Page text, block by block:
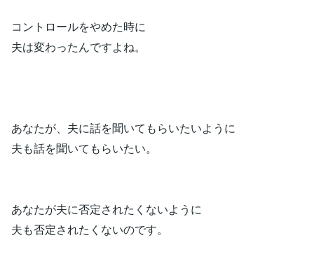
コントロールをやめた時に
夫は変わったんですよね。
あなたが、夫に話を聞いてもらいたいように
夫も話を聞いてもらいたい。
あなたが夫に否定されたくないように
夫も否定されたくないのです。